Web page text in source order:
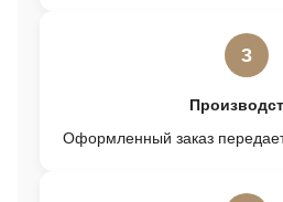
3
Оформленный заказ